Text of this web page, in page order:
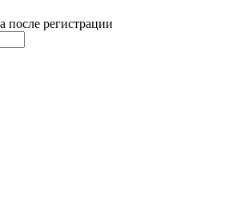
после регистрации